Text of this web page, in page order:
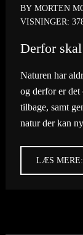
BY MORTEN
VISNINGER:
Derfor
Naturen har
og derfor er det
tilbage, samt
natur der kan
LÆS